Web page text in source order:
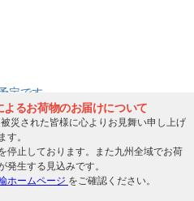
定です。
!! ※お取寄せ商品は対象外